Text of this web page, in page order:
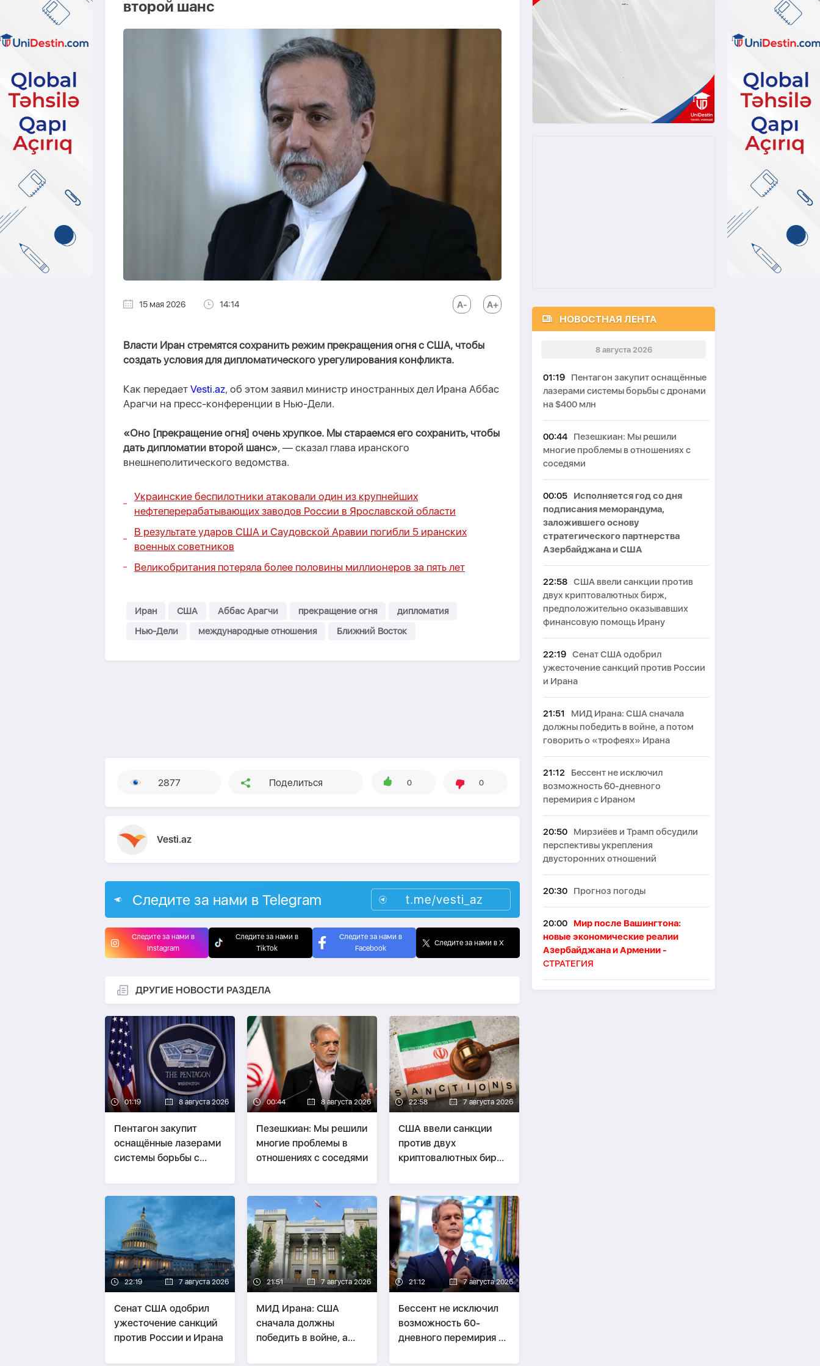
второй шанс
15 мая 2026 14:14
Власти Иран стремятся сохранить режим прекращения огня с США, чтобы
создать условия для дипломатического урегулирования конфликта.
Как передает Vesti.az, об этом заявил министр иностранных дел Ирана Аббас
Арагчи на пресс-конференции в Нью-Дели.
«Оно [прекращение огня] очень хрупкое. Мы стараемся его сохранить, чтобы
дать дипломатии второй шанс», — сказал глава иранского
внешнеполитического ведомства.
Украинские беспилотники атаковали один из крупнейших
нефтеперерабатывающих заводов России в Ярославской области
В результате ударов США и Саудовской Аравии погибли 5 иранских
военных советников
Великобритания потеряла более половины миллионеров за пять лет
Иран США Аббас Арагчи прекращение огня
дипломатия
Нью-Дели
международные отношения Ближний Восток
2877 Поделиться 0 0
Vesti.az
Следите за нами в Telegram t.me/vesti_az
Следите за нами в
Instagram
Следите за нами в
TikTok
Следите за нами в
Facebook
Следите за нами в X
ДРУГИЕ НОВОСТИ РАЗДЕЛА
01:19 8 августа 2026
Пентагон закупит
оснащённые лазерами
системы борьбы с
00:44 8 августа 2026
Пезешкиан: Мы решили
многие проблемы в
отношениях с соседями
22:58 7 августа 2026
США ввели санкции
против двух
криптовалютных бирж,
оказывавших
финансовую помощь
Ирану
22:19 7 августа 2026
Сенат США одобрил
ужесточение санкций
против России и Ирана
21:51 7 августа 2026
МИД Ирана: США
сначала должны
победить в войне, а
21:12 7 августа 2026
Бессент не исключил
возможность 60-
дневного перемирия с
НОВОСТНАЯ ЛЕНТА
8 августа 2026
01:19
Пентагон закупит оснащённые
лазерами системы борьбы с дронами
на $400 млн
00:44
Пезешкиан: Мы решили
многие проблемы в отношениях с
соседями
00:05
Исполняется год со дня
подписания меморандума,
заложившего основу
стратегического партнерства
Азербайджана и США
22:58 США ввели санкции против
двух криптовалютных бирж,
предположительно оказывавших
финансовую помощь Ирану
22:19 Сенат США одобрил
ужесточение санкций против России
и Ирана
21:51
МИД Ирана: США сначала
должны победить в войне, а потом
говорить о «трофеях» Ирана
21:12
Бессент не исключил
возможность 60-дневного
перемирия с Ираном
20:50
Мирзиёев и Трамп обсудили
перспективы укрепления
двусторонних отношений
20:30 Прогноз погоды
20:00
Мир после Вашингтона:
новые экономические реалии
Азербайджана и Армении -
СТРАТЕГИЯ